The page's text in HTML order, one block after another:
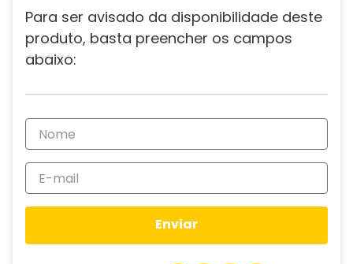
Para ser avisado da disponibilidade deste
produto, basta preencher os campos
abaixo:
Enviar